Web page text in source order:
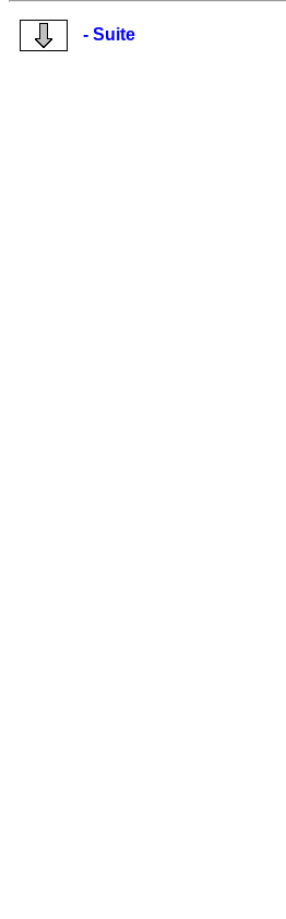
- Suite